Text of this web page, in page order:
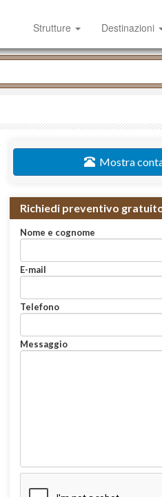
Strutture Destinazioni
Mostra
Richiedi preventivo
Nome e cognome
E-mail
Telefono
Messaggio